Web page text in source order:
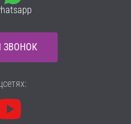
ЗВОНОК